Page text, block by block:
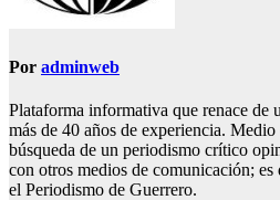
Por adminweb
Plataforma informativa que renace de
más de 40 años de experiencia.
búsqueda de un periodismo crítico
con otros medios de comunicación;
el Periodismo de Guerrero.